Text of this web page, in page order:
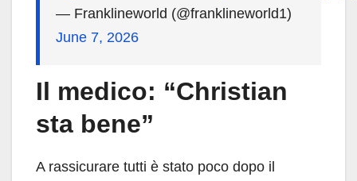
— Franklineworld (@franklineworld1)
June 7, 2026
Il medico: “Christian
sta bene”
A rassicurare tutti è stato poco dopo il